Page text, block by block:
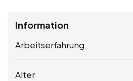
Information
Arbeitserfahrung
Alter